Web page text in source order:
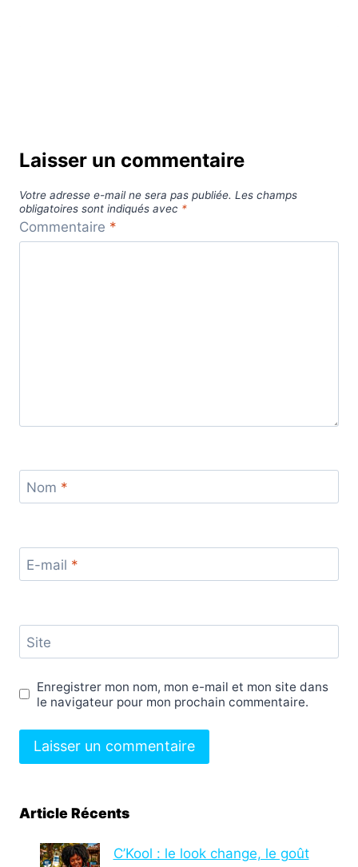
Laisser un commentaire
Votre adresse e-mail ne sera pas publiée. Les champs
obligatoires sont indiqués avec *
Commentaire *
Nom *
E-mail *
Site
Enregistrer mon nom, mon e-mail et mon site dans
le navigateur pour mon prochain commentaire.
Article Récents
C’Kool : le look change, le goût